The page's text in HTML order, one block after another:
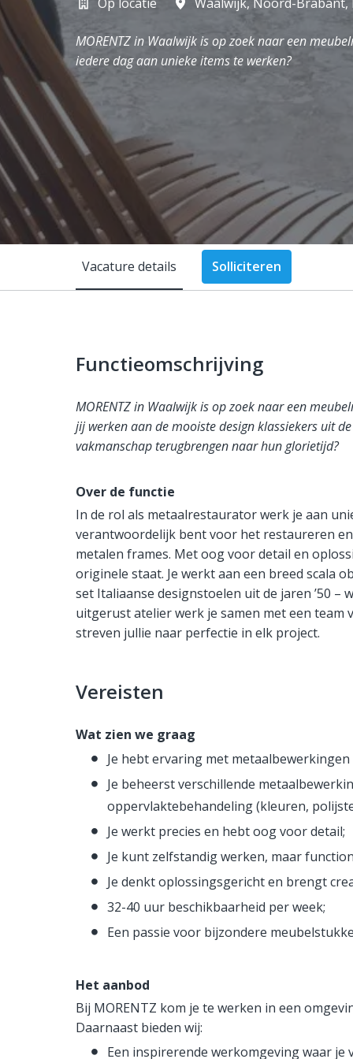
MORENTZ in Waalwijk is op zoek naar een
iedere dag aan unieke items te werken?
Vacature details Solliciteren
Functieomschrijving
MORENTZ in Waalwijk is op zoek naar een
jij werken aan de mooiste design klassiekers uit
vakmanschap terugbrengen naar hun glorietijd?
Over de functie
In de rol als metaalrestaurator werk je aan
verantwoordelijk bent voor het restaureren
metalen frames. Met oog voor detail en
originele staat. Je werkt aan een breed scala
set Italiaanse designstoelen uit de jaren ’50
uitgerust atelier werk je samen met een
streven jullie naar perfectie in elk project.
Vereisten
Wat zien we graag
Je hebt ervaring met
Je beheerst verschillende
oppervlaktebehandeling (kleuren,
Je werkt precies en hebt oog voor detail;
Je kunt zelfstandig werken, maar
Je denkt oplossingsgericht en brengt
32-40 uur beschikbaarheid per week;
Een passie voor bijzondere
Het aanbod
Bij MORENTZ kom je te werken in een
Daarnaast bieden wij:
Een inspirerende werkomgeving waar